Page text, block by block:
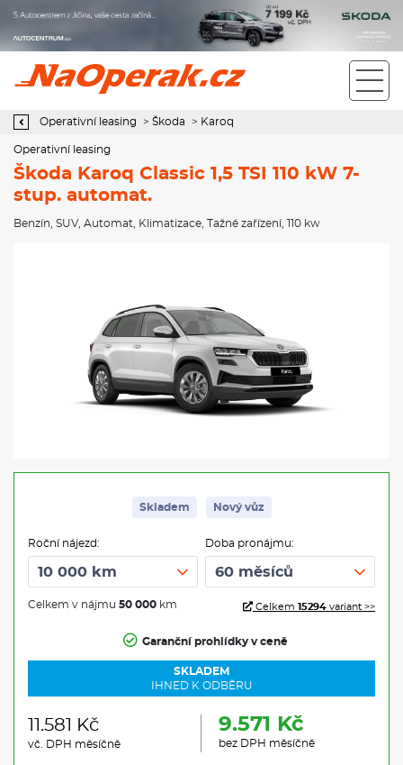
Operativní leasing Škoda Karoq Classic 1,5 TSI 110 kW 7-stup.
Operativní leasing > Škoda > Karoq
Operativní leasing
Škoda Karoq Classic 1,5 TSI 110 kW 7-
stup. automat.
Benzín SUV, Automat Klimatizace Tažné zařízení, 110 kw
Skladem Nový vůz
Roční nájezd:
Celkem v nájmu 50 000 km
Doba pronájmu:
Celkem 15294 variant >>
Garanční prohlídky v ceně
SKLADEM
IHNED K ODBĚRU
11.581 Kč
vč. DPH měsíčně
9.571 Kč
bez DPH měsíčně